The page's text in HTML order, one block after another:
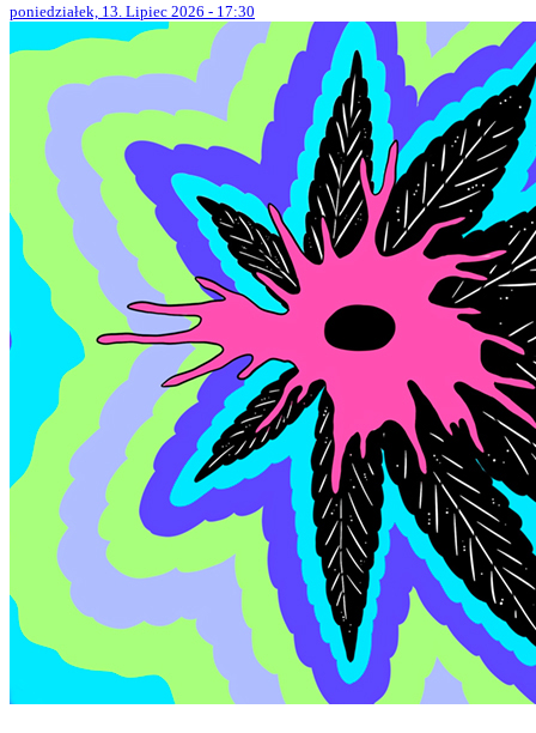
poniedziałek, 13. Lipiec 2026 - 17:30